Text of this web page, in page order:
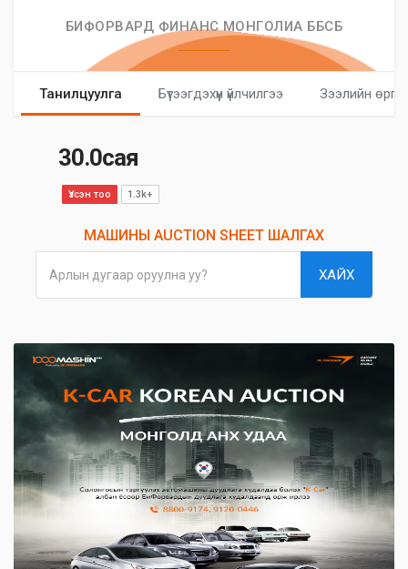
БИФОРВАРД ФИНАНС МОНГОЛИА ББСБ
Танилцуулга Бүтээгдэхүүн үйлчилгээ Зээлийн
30.0сая
Үзсэн тоо 1.3k+
МАШИНЫ AUCTION SHEET ШАЛГАХ
Арлын дугаар оруулна уу? ХАЙХ